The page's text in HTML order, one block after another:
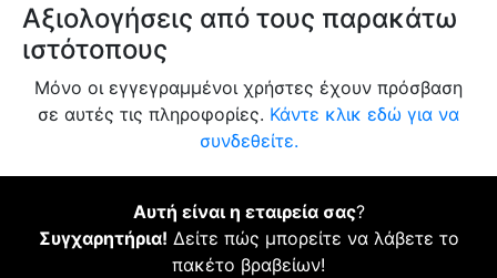
Αξιολογήσεις από τους παρακάτω
ιστότοπους
Μόνο οι εγγεγραμμένοι χρήστες έχουν πρόσβαση
σε αυτές τις πληροφορίες. Κάντε κλικ εδώ για να
συνδεθείτε.
Αυτή είναι η εταιρεία σας?
Συγχαρητήρια! Δείτε πώς μπορείτε να λάβετε το
πακέτο βραβείων!